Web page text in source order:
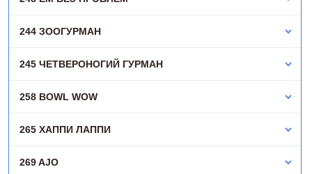
244 ЗООГУРМАН
245 ЧЕТВЕРОНОГИЙ ГУРМАН
258 BOWL WOW
265 ХАППИ ЛАППИ
269 AJO